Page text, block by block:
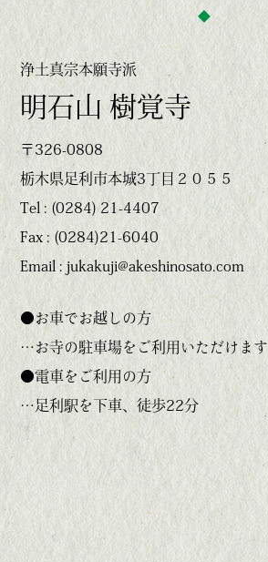
浄土真宗本願寺派
明石山 樹覚寺
〒326-0808
栃木県足利市本城3丁目２０５５
Tel : (0284) 21-4407
Fax : (0284)21-6040
Email : jukakuji@akeshinosato.com
●お車でお越しの方
…お寺の駐車場をご利用いただけます
●電車をご利用の方
…足利駅を下車、徒歩22分